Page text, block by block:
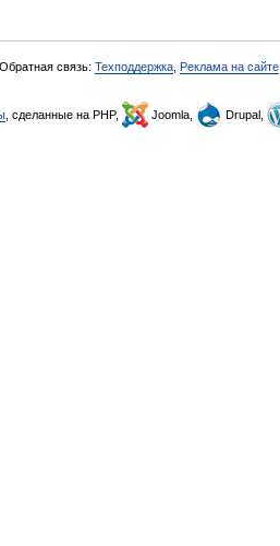
Обратная связь: Техподдержка
Реклама на сайте
, сделанные на PHP, Joomla, Drupal,